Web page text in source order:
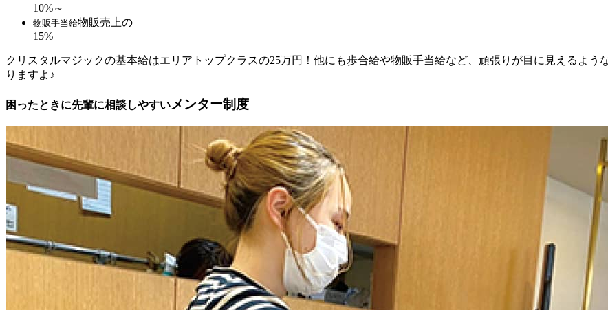
10%～
物販手当給物販売上の
15%
クリスタルマジックの基本給はエリアトップクラスの25万円！他にも歩合給や物販手当給など、頑張りが目に見えるよ
りますよ♪
困ったときに先輩に相談しやすいメンター制度